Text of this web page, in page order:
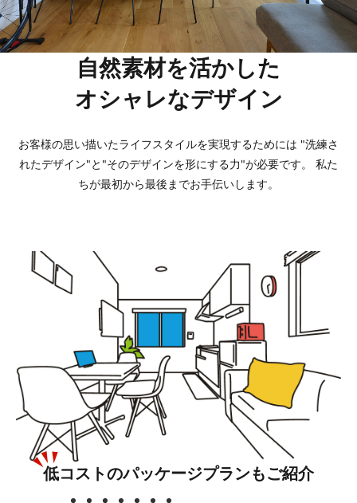
自然素材を活かした
オシャレなデザイン
お客様の思い描いたライフスタイルを実現するためには "洗練さ
れたデザイン"と"そのデザインを形にする力"が必要です。
私た
ちが最初から最後までお手伝いします。
低コストのパッケージプランもご紹介